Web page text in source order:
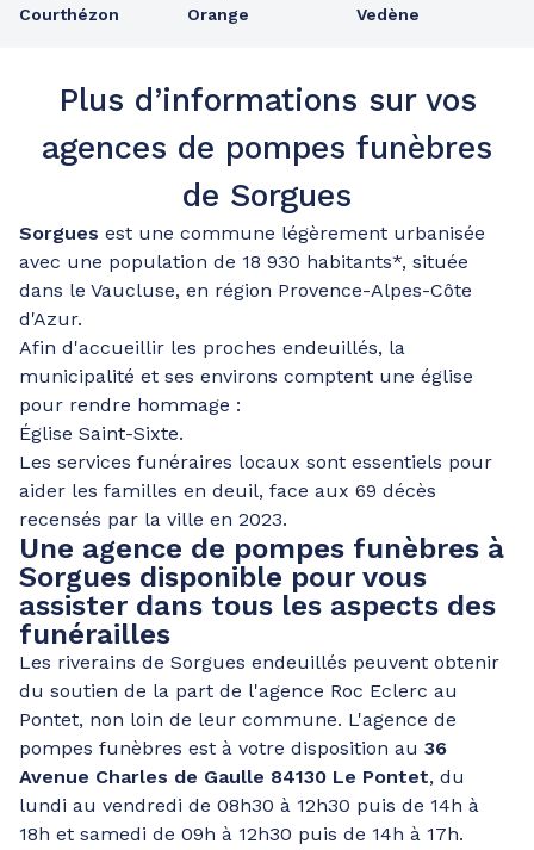
Courthézon
Orange
Vedène
Plus d’informations sur vos
agences de pompes funèbres
de Sorgues
Sorgues est une commune légèrement urbanisée
avec une population de 18 930 habitants*, située
dans le Vaucluse, en région Provence-Alpes-Côte
d'Azur.
Afin d'accueillir les proches endeuillés, la
municipalité et ses environs comptent une église
pour rendre hommage :
Église Saint-Sixte.
Les services funéraires locaux sont essentiels pour
aider les familles en deuil, face aux 69 décès
recensés par la ville en 2023.
Une agence de pompes funèbres à
Sorgues disponible pour vous
assister dans tous les aspects des
funérailles
Les riverains de Sorgues endeuillés peuvent obtenir
du soutien de la part de l'agence Roc Eclerc au
Pontet, non loin de leur commune. L'agence de
pompes funèbres est à votre disposition au 36
Avenue Charles de Gaulle 84130 Le Pontet, du
lundi au vendredi de 08h30 à 12h30 puis de 14h à
18h et samedi de 09h à 12h30 puis de 14h à 17h.